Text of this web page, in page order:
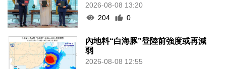
2026-08-08 13:20
204
0
內地料“白海豚”登陸前強度或再減
弱
2026-08-08 12:55